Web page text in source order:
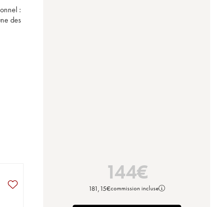
:
des
144€
181,15€commission incluse